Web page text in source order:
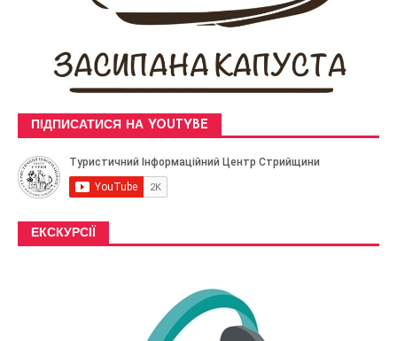
ПІДПИСАТИСЯ НА YOUTYBE
ЕКСКУРСІЇ